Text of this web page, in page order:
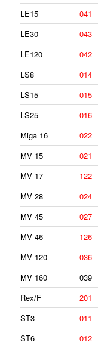
LE15 041
LE30
043
LE120
042
LS8
014
LS15
015
LS25
016
Miga 16
022
MV 15
021
MV 17
122
MV 28
024
MV 45
027
MV 46
126
MV 120
036
MV 160
039
Rex/F
201
ST3
011
ST6
012